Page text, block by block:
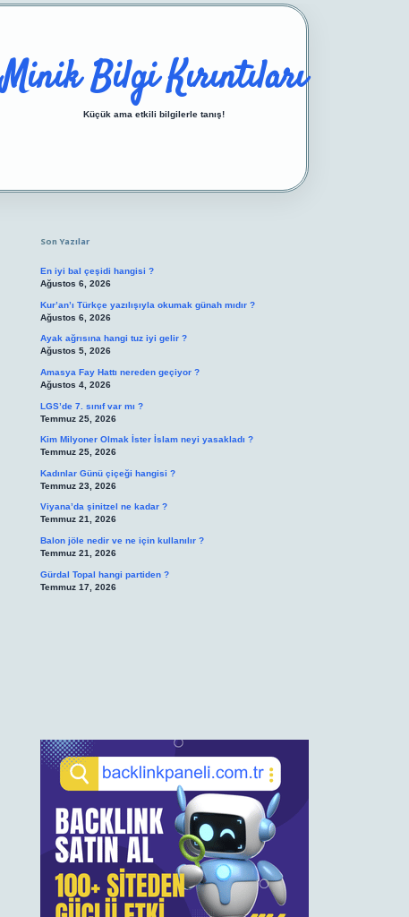
Minik Bilgi Kırıntıları
Küçük ama etkili bilgilerle tanış!
Son Yazılar
En iyi bal çeşidi hangisi ?
Ağustos 6, 2026
Kur’an’ı Türkçe yazılışıyla okumak günah mıdır ?
Ağustos 6, 2026
Ayak ağrısına hangi tuz iyi gelir ?
Ağustos 5, 2026
Amasya Fay Hattı nereden geçiyor ?
Ağustos 4, 2026
LGS’de 7. sınıf var mı ?
Temmuz 25, 2026
Kim Milyoner Olmak İster İslam neyi yasakladı ?
Temmuz 25, 2026
Kadınlar Günü çiçeği hangisi ?
Temmuz 23, 2026
Viyana’da şinitzel ne kadar ?
Temmuz 21, 2026
Balon jöle nedir ve ne için kullanılır ?
Temmuz 21, 2026
Gürdal Topal hangi partiden ?
Temmuz 17, 2026